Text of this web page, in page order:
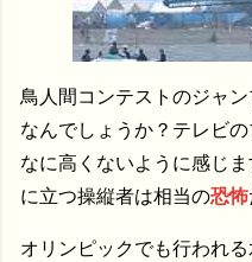
鳥人間コンテストのジャ
なんでしょうか？テレビ
なに高くないように感じ
に立つ操縦者は相当の恐怖
オリンピックでも行われ